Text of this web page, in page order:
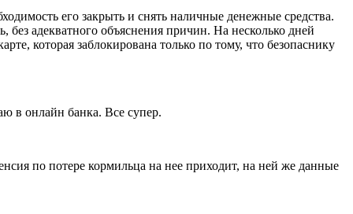
его закрыть и снять наличные денежные средства.
без адекватного объяснения причин. На несколько дней
которая заблокирована только по тому, что безопаснику
в онлайн банка. Все супер.
по потере кормильца на нее приходит, на ней же данные